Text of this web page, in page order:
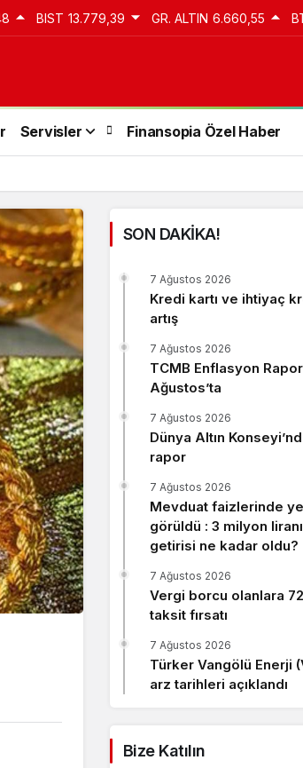
BIST 13.779,39 GR. ALTIN 6.660,55
Servisler Finansopia Özel Haber
Gündüz modunu
Gece Modu
Gece modunu seçin.
Sistem Modu
Sistem modunu
SON DAKİKA!
Kredi kartı ve ihtiyaç
artış
7 Ağustos 2026
TCMB Enflasyon
Ağustos’ta
7 Ağustos 2026
Dünya Altın
rapor
7 Ağustos 2026
Mevduat faizlerinde
görüldü : 3 milyon
getirisi ne kadar oldu?
7 Ağustos 2026
Vergi borcu olanlara
taksit fırsatı
7 Ağustos 2026
Türker Vangölü Enerji
arz tarihleri açıklandı
7 Ağustos 2026
Bize Katılın